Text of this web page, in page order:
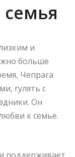
и
больше
Чепрага
гулять с
Он
к семье.